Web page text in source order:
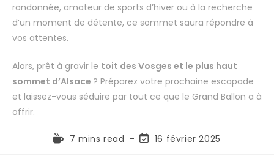
randonnée, amateur de sports d’hiver ou à la recherche
d’un moment de détente, ce sommet saura répondre à
vos attentes.
Alors, prêt à gravir le toit des Vosges et le plus haut
sommet d’Alsace ? Préparez votre prochaine escapade
et laissez-vous séduire par tout ce que le Grand Ballon a à
offrir.
7 mins read 16 février 2025